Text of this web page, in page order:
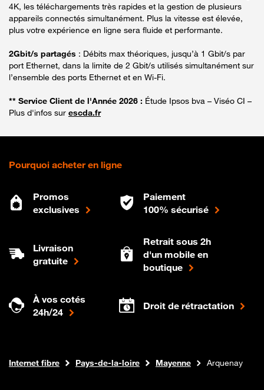
4K, les téléchargements très rapides et la gestion de plusieurs
appareils connectés simultanément. Plus la vitesse est élevée,
plus votre expérience en ligne sera fluide et performante.
2Gbit/s partagés : Débits max théoriques, jusqu’à 1 Gbit/s par
port Ethernet, dans la limite de 2 Gbit/s utilisés simultanément sur
l’ensemble des ports Ethernet et en Wi-Fi.
** Service Client de l'Année 2026 : Étude Ipsos bva – Viséo CI –
Plus d'infos sur escda.fr
Pourquoi acheter en ligne
Promos
exclusives
Paiement
100% sécurisé
Livraison
gratuite
Retrait sous 2h
d'un mobile en
boutique
À vos cotés
24h/24
Droit de rétractation
Boutique Orange
Internet fibre Pays-de-la-loire Mayenne Arquenay